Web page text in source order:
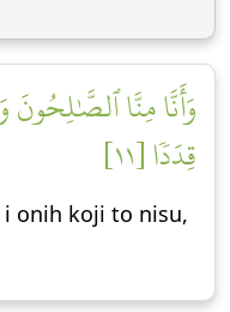
وَأَنَّا مِنَّا
قِدَدٗا [١١]
onih koji to nisu,